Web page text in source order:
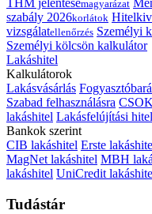
THM jelentésemagyarázat
szabály 2026korlátok
vizsgálatellenőrzés Személyi
Személyi kölcsön kalkulátor
Lakáshitel
Kalkulátorok
Lakásvásárlás
Szabad felhasználásra
lakáshitel Lakásfelújítási hitel
Bankok szerint
CIB lakáshitel Erste
MagNet lakáshitel MBH
lakáshitel UniCredit
Tudástár